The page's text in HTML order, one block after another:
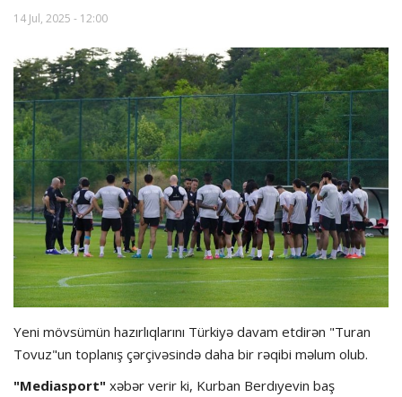
Dünya futbolu
Hadisə
Olimpiada
Layihə
Formula 1
İdman növləri
14 Jul, 2025 - 12:00
Yeni mövsümün hazırlıqlarını Türkiyə davam etdirən "Turan
Tovuz"un toplanış çərçivəsində daha bir rəqibi məlum olub.
"Mediasport" xəbər verir ki, Kurban Berdıyevin baş